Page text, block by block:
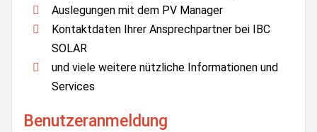
Auslegungen mit dem PV Manager
Kontaktdaten Ihrer Ansprechpartner bei IBC
SOLAR
und viele weitere nützliche Informationen und
Services
Benutzeranmeldung